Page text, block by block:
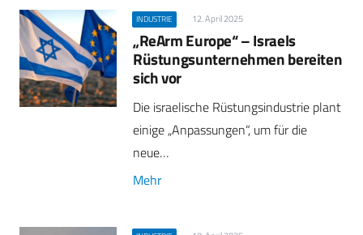
INDUSTRIE 12. April 2025
„ReArm Europe“ – Israels
Rüstungsunternehmen bereiten
sich vor
Die israelische Rüstungsindustrie plant
einige „Anpassungen“, um für die
neue…
Mehr